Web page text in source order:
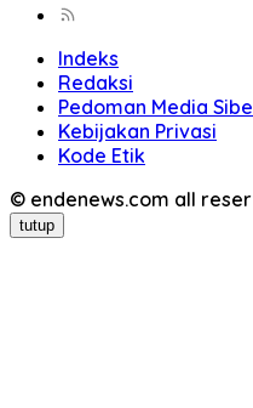
Indeks
Redaksi
Pedoman Media
Kebijakan Privasi
Kode Etik
© endenews.com all
tutup